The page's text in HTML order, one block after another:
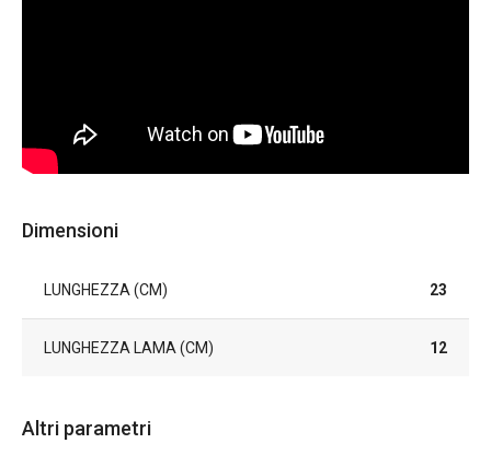
Dimensioni
LUNGHEZZA (CM) 23
LUNGHEZZA LAMA (CM) 12
Altri parametri